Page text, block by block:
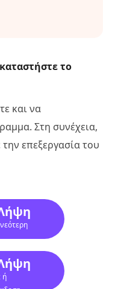
το
και να
Στη συνέχεια,
την επεξεργασία του
ή